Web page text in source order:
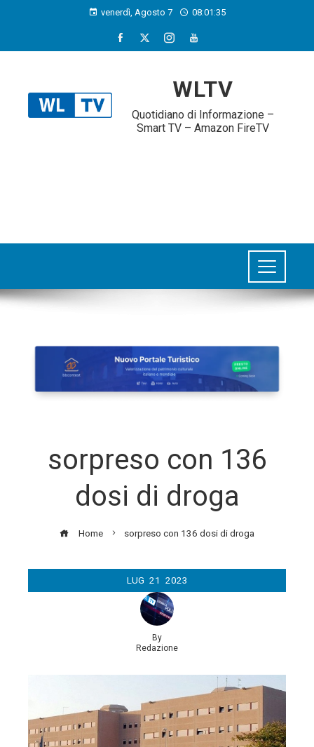
venerdì, Agosto 7 08:01:36
WLTV
Quotidiano di Informazione –
Smart TV – Amazon FireTV
sorpreso con 136
dosi di droga
Home sorpreso con 136 dosi di droga
LUG 21 2023
By
Redazione